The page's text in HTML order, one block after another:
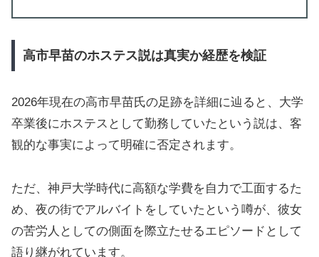
高市早苗のホステス説は真実か経歴を検証
2026年現在の高市早苗氏の足跡を詳細に辿ると、大学
卒業後にホステスとして勤務していたという説は、客
観的な事実によって明確に否定されます。
ただ、神戸大学時代に高額な学費を自力で工面するた
め、夜の街でアルバイトをしていたという噂が、彼女
の苦労人としての側面を際立たせるエピソードとして
語り継がれています。